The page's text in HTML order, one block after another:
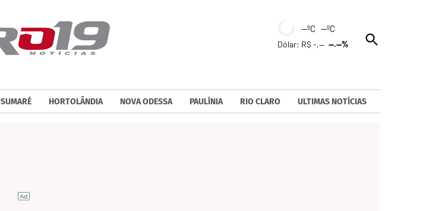
--ºC --ºC
Dólar: R$ -,----.--%
Open
Search
SUMARÉ HORTOLÂNDIA NOVA ODESSA PAULÍNIA RIO CLARO ULTIMAS NOTÍCIAS